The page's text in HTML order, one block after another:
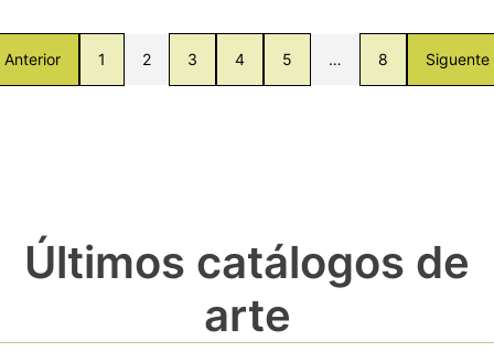
Anterior 1 2 3 4 5 … 8 Siguente
Últimos catálogos de
arte